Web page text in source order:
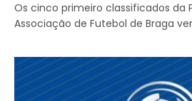
Os cinco primeiro classificados da
Associação de Futebol de Braga